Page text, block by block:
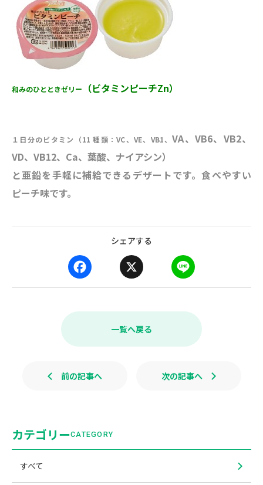
和みのひとときゼリー （ビタミンピーチZn）
１日分のビタミン（11 種類：VC、VE、VB1、VA、VB6、VB2、
VD、VB12、Ca、葉酸、ナイアシン）
と亜鉛を手軽に補給できるデザートです。食べやすい
ピーチ味です。
シェアする
a
e
k
i
e
一覧へ戻る
前の記事へ 次の記事へ
カテゴリーCATEGORY
すべて